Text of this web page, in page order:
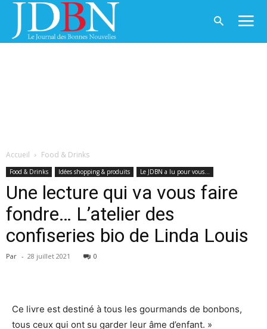
Accueil Food & Drinks
Food & Drinks Idées shopping & produits Le JDBN a lu pour vous...
Une lecture qui va vous faire
fondre… L’atelier des
confiseries bio de Linda Louis
Par - 28 juillet 2021 0
Ce livre est destiné à tous les gourmands de bonbons,
tous ceux qui ont su garder leur âme d’enfant. »